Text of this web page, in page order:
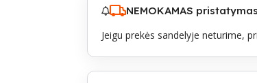
NEMOKAMAS
Jeigu prekės sandelyje neturime,